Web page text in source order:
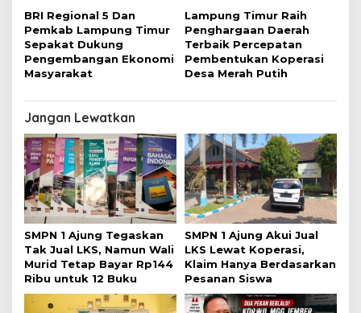
BRI Regional 5 Dan
Pemkab Lampung Timur
Sepakat Dukung
Pengembangan Ekonomi
Masyarakat
Lampung Timur Raih
Penghargaan Daerah
Terbaik Percepatan
Pembentukan Koperasi
Desa Merah Putih
Jangan Lewatkan
SMPN 1 Ajung Tegaskan
Tak Jual LKS, Namun Wali
Murid Tetap Bayar Rp144
Ribu untuk 12 Buku
SMPN 1 Ajung Akui Jual
LKS Lewat Koperasi,
Klaim Hanya Berdasarkan
Pesanan Siswa